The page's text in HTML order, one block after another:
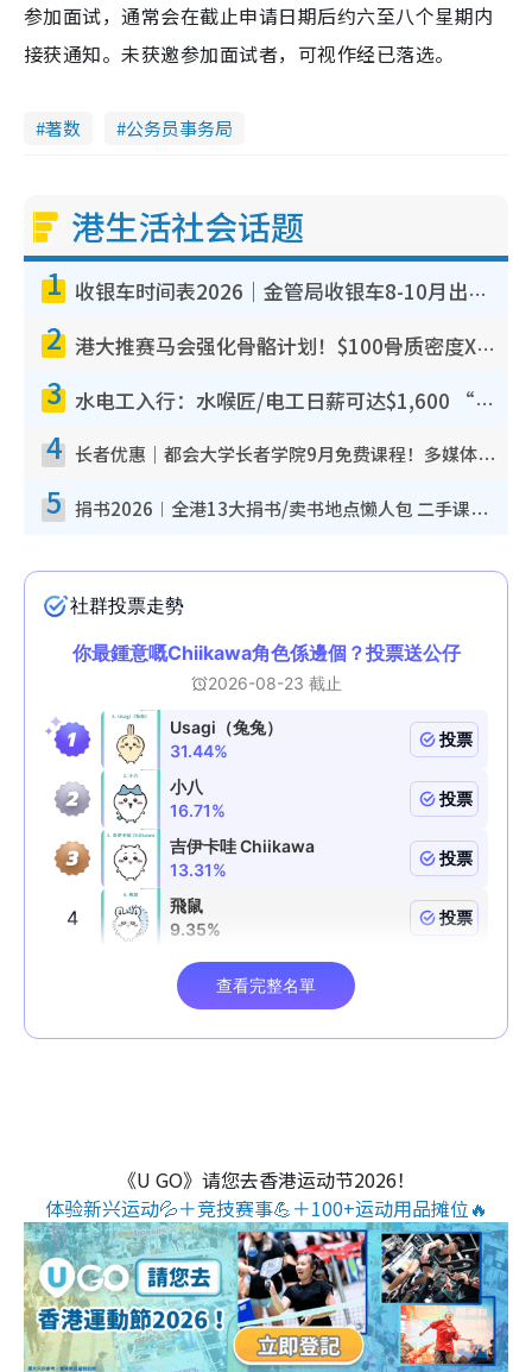
参加面试，通常会在截止申请日期后约六至八个星期内
接获通知。未获邀参加面试者，可视作经已落选。
著数 公务员事务局
港生活社会话题
1 收银车时间表2026｜金管局收银车8-10月出没地点+时间！无需手续费！硬币免费转现钞或增值至八达通
2 港大推赛马会强化骨骼计划！$100骨质密度X光检查 完成免费运动训练送超市礼券！附参加资格
3 水电工入行：水喉匠/电工日薪可达$1,600 “铁饭碗”职业难被AI取代！附薪酬参考+入行考牌路径
4 长者优惠｜都会大学长者学院9月免费课程！多媒体/微电影创作/网络安全 附报名方法教学
5 捐书2026︱全港13大捐书/卖书地点懒人包 二手课本最高$150＋旧书换免费咖啡/戏票
《U GO》请您去香港运动节2026！
体验新兴运动💦＋竞技赛事💪＋100+运动用品摊位🔥